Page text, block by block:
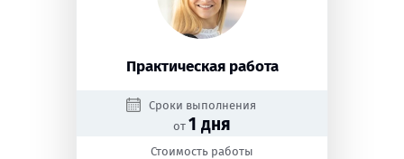
Практическая работа
Сроки выполнения
от 1 дня
Стоимость работы